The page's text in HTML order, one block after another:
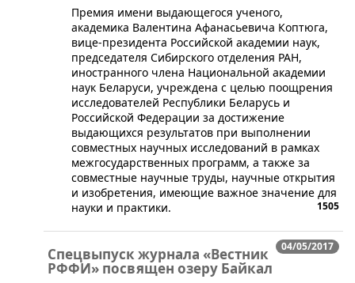
​Премия имени выдающегося ученого,
академика Валентина Афанасьевича Коптюга,
вице-президента Российской академии наук,
председателя Сибирского отделения РАН,
иностранного члена Национальной академии
наук Беларуси, учреждена с целью поощрения
исследователей Республики Беларусь и
Российской Федерации за достижение
выдающихся результатов при выполнении
совместных научных исследований в рамках
межгосударственных программ, а также за
совместные научные труды, научные открытия
и изобретения, имеющие важное значение для
науки и практики.
1505
04/05/2017
Спецвыпуск журнала «Вестник
РФФИ» посвящен озеру Байкал